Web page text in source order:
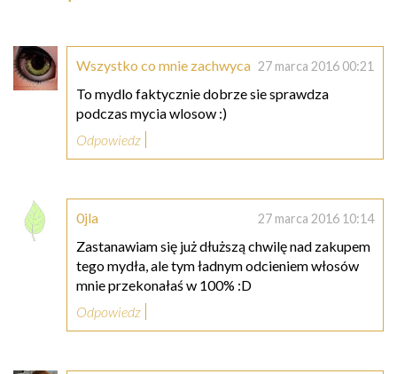
Wszystko co mnie zachwyca 27 marca 2016 00:21
To mydlo faktycznie dobrze sie sprawdza
podczas mycia wlosow :)
Odpowiedz
0jla 27 marca 2016 10:14
Zastanawiam się już dłuższą chwilę nad zakupem
tego mydła, ale tym ładnym odcieniem włosów
mnie przekonałaś w 100% :D
Odpowiedz